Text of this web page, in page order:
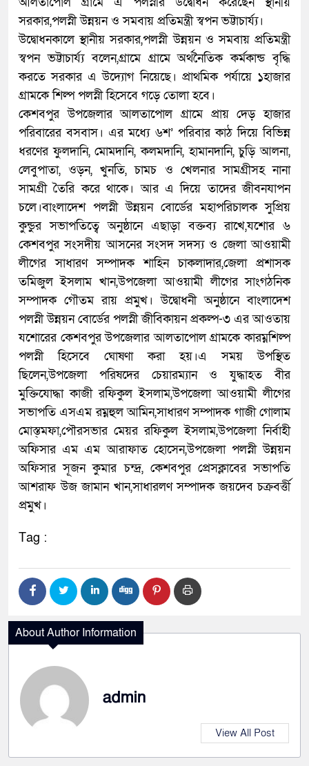
সরকার,পলস্নী উন্নয়ন ও সমবায় প্রতিমন্ত্রী স্বপন ভট্টাচার্য্য।
উদ্বোধনকালে স্থানীয় সরকার,পলস্নী উন্নয়ন ও সমবায় প্রতিমন্ত্রী
স্বপন ভট্টাচার্য্য বলেন,গ্রামে গ্রামে অর্থনৈতিক কর্মকান্ড বৃদ্ধি
করতে সরকার এ উদ্যোগ নিয়েছে। প্রাথমিক পর্যায়ে ১হাজার
গ্রামকে শিল্প পলস্নী হিসেবে গড়ে তোলা হবে।
কেশবপুর উপজেলার আলতাপোল গ্রামে প্রায় দেড় হাজার
পরিবারের বসবাস। এর মধ্যে ৬শ’ পরিবার কাঠ দিয়ে বিভিন্ন
ধরণের ফুলদানি, মোমদানি, কলমদানি, হামানদানি, চুড়ি আলনা,
লেবুপাতা, ওড়ন, খুনতি, চামচ ও খেলনার সামগ্রীসহ নানা
সামগ্রী তৈরি করে থাকে। আর এ দিয়ে তাদের জীবনযাপন
চলে।বাংলাদেশ পলস্নী উন্নয়ন বোর্ডের মহাপরিচালক সুপ্রিয়
কুন্ডুর সভাপতিত্বে অনুষ্ঠানে এছাড়া বক্তব্য রাখে,যশোর ৬
কেশবপুর সংসদীয় আসনের সংসদ সদস্য ও জেলা আওয়ামী
লীগের সাধারণ সম্পাদক শাহিন চাকলাদার,জেলা প্রশাসক
তমিজুল ইসলাম খান,উপজেলা আওয়ামী লীগের সাংগঠনিক
সম্পাদক গৌতম রায় প্রমুখ। উদ্বোধনী অনুষ্ঠানে বাংলাদেশ
পলস্নী উন্নয়ন বোর্ডের পলস্নী জীবিকায়ন প্রকল্প-৩ এর আওতায়
যশোরের কেশবপুর উপজেলার আলতাপোল গ্রামকে কারম্নশিল্প
পলস্নী হিসেবে ঘোষণা করা হয়।এ সময় উপস্থিত
ছিলেন,উপজেলা পরিষদের চেয়ারম্যান ও যুদ্ধাহত বীর
মুক্তিযোদ্ধা কাজী রফিকুল ইসলাম,উপজেলা আওয়ামী লীগের
সভাপতি এসএম রম্নহুল আমিন,সাধারণ সম্পাদক গাজী গোলাম
মোস্ত্মফা,পৌরসভার মেয়র রফিকুল ইসলাম,উপজেলা নির্বাহী
অফিসার এম এম আরাফাত হোসেন,উপজেলা পলস্নী উন্নয়ন
অফিসার সূজন কুমার চন্দ্র, কেশবপুর প্রেসক্লাবের সভাপতি
আশরাফ উজ জামান খান,সাধারলণ সম্পাদক জয়দেব চক্রবর্ত্তী
প্রমুখ।
Tag :
About Author Information
admin
View All Post